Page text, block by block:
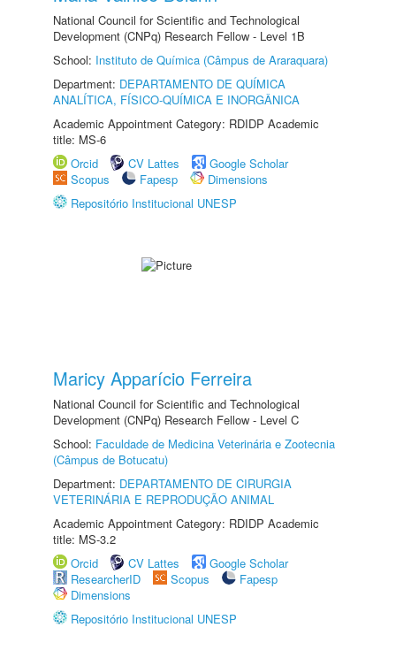
National Council for Scientific and Technological
Development (CNPq) Research Fellow - Level 1B
School: Instituto de Química (Câmpus de Araraquara)
Department: DEPARTAMENTO DE QUÍMICA
ANALÍTICA, FÍSICO-QUÍMICA E INORGÂNICA
Academic Appointment Category: RDIDP Academic
title: MS-6
Orcid
CV Lattes
Google Scholar
Scopus
Fapesp
Dimensions
Repositório Institucional UNESP
Maricy Apparício Ferreira
National Council for Scientific and Technological
Development (CNPq) Research Fellow - Level C
School: Faculdade de Medicina Veterinária e Zootecnia
(Câmpus de Botucatu)
Department: DEPARTAMENTO DE CIRURGIA
VETERINÁRIA E REPRODUÇÃO ANIMAL
Academic Appointment Category: RDIDP Academic
title: MS-3.2
Orcid
CV Lattes
Google Scholar
ResearcherID
Scopus
Fapesp
Dimensions
Repositório Institucional UNESP